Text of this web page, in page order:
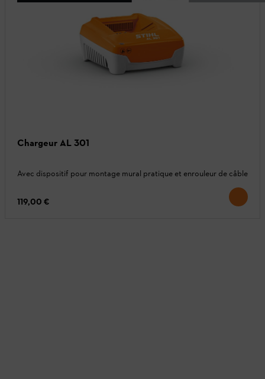
Chargeur AL 301
Avec dispositif pour montage mural pratique et enrouleur de câble
119,00 €